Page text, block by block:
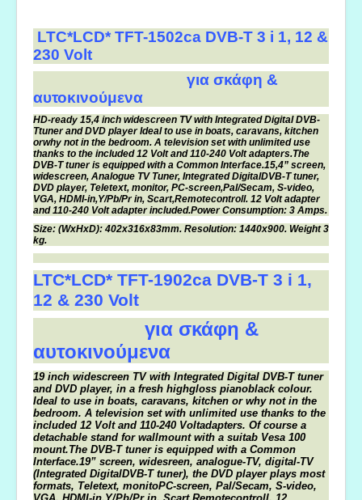
LTC*LCD* TFT-1502ca DVB-T 3 i 1, 12 &
230 Volt
για σκάφη &
αυτοκινούμενα
HD-ready 15,4 inch widescreen TV with Integrated Digital DVB-
Ttuner and DVD player Ideal to use in boats, caravans, kitchen
orwhy not in the bedroom. A television set with unlimited use
thanks to the included 12 Volt and 110-240 Volt adapters.The
DVB-T tuner is equipped with a Common Interface.15,4” screen,
widescreen, Analogue TV Tuner, Integrated DigitalDVB-T tuner,
DVD player, Teletext, monitor, PC-screen,Pal/Secam, S-video,
VGA, HDMI-in,Y/Pb/Pr in, Scart,Remotecontroll. 12 Volt adapter
and 110-240 Volt adapter included.Power Consumption: 3 Amps.
Size: (WxHxD): 402x316x83mm. Resolution: 1440x900. Weight 3
kg.
LTC*LCD* TFT-1902ca DVB-T 3 i 1,
12 & 230 Volt
για σκάφη &
αυτοκινούμενα
19 inch widescreen TV with Integrated Digital DVB-T tuner
and DVD player, in a fresh highgloss pianoblack colour.
Ideal to use in boats, caravans, kitchen or why not in the
bedroom. A television set with unlimited use thanks to the
included 12 Volt and 110-240 Voltadapters. Of course a
detachable stand for wallmount with a suitab Vesa 100
mount.The DVB-T tuner is equipped with a Common
Interface.19” screen, widesreen, analogue-TV, digital-TV
(Integrated DigitalDVB-T tuner), the DVD player plays most
formats, Teletext, monitoPC-screen, Pal/Secam, S-video,